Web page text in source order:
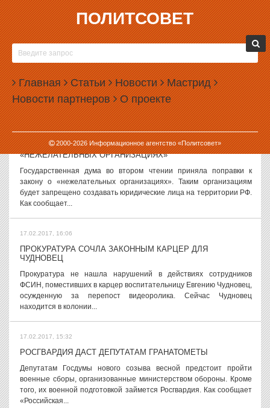
ПОЛИТСОВЕТ
Главная Статьи Новости Мастрид
Новости партнеров О проекте
2000-2026Информационное агентство «Политсовет»
17.02.2017, 17:56
СЛУХИ И ВЕРСИИ, 17 ФЕВРАЛЯ
За голос на довыборах в Екатеринбурге предлагают 500 рублей
Чем ближе довыборы в городскую думу Екатеринбурга, тем больше
слухов и скандалов копится вокруг них. Так, рассказывают, что
голоса в одном...
17.02.2017, 17:27
ГОСДУМА ОДОБРИЛА УЖЕСТОЧЕНИЕ ЗАКОНА О
«НЕЖЕЛАТЕЛЬНЫХ ОРГАНИЗАЦИЯХ»
Государственная дума во втором чтении приняла поправки к
закону о «нежелательных организациях». Таким организациям
будет запрещено создавать юридические лица на территории РФ.
Как сообщает...
17.02.2017, 16:06
ПРОКУРАТУРА СОЧЛА ЗАКОННЫМ КАРЦЕР ДЛЯ
ЧУДНОВЕЦ
Прокуратура не нашла нарушений в действиях сотрудников
ФСИН, поместивших в карцер воспитательницу Евгению Чудновец,
осужденную за перепост видеоролика. Сейчас Чудновец
находится в колонии...
17.02.2017, 15:32
РОСГВАРДИЯ ДАСТ ДЕПУТАТАМ ГРАНАТОМЕТЫ
Депутатам Госдумы нового созыва весной предстоит пройти
военные сборы, организованные министерством обороны. Кроме
того, их военной подготовкой займется Росгвардия. Как сообщает
«Российская...